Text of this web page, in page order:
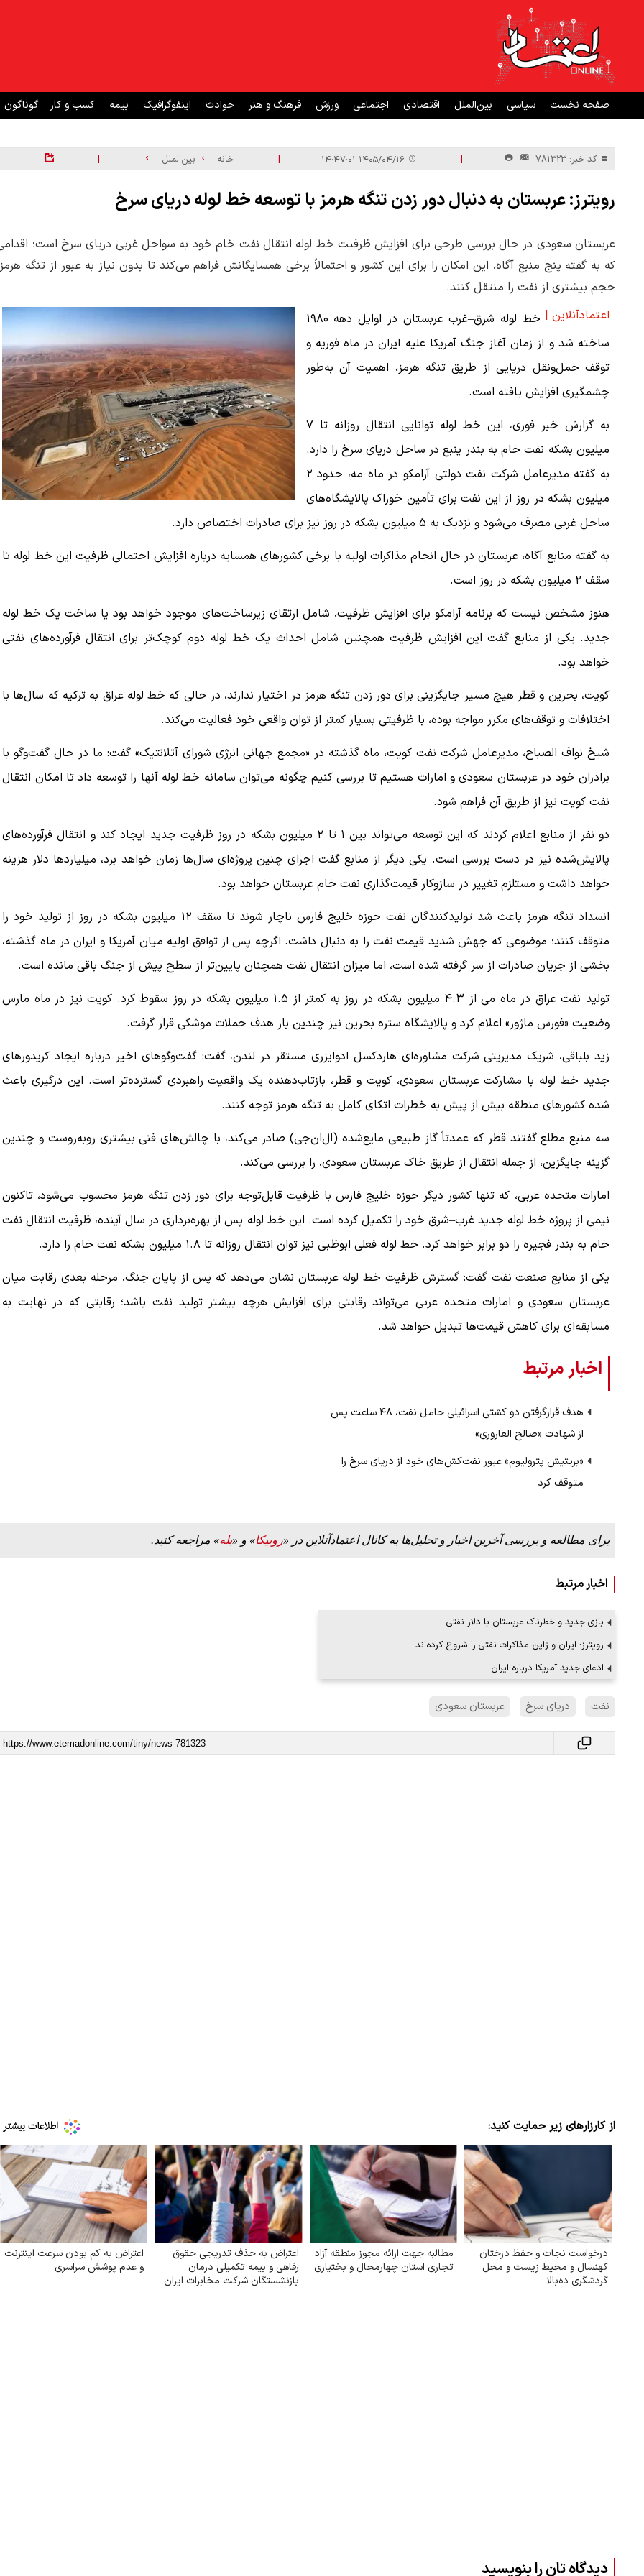
صفحه نخست سیاسی بین‌الملل اقتصادی اجتماعی ورزش فرهنگ و هنر حوادث اینفوگرافیک بیمه کسب و کار گوناگون
کد خبر: 781323 |
| خانه بین‌الملل |
رویترز: عربستان به دنبال دور زدن تنگه هرمز با توسعه خط لوله دریای سرخ
عربستان سعودی در حال بررسی طرحی برای افزایش ظرفیت خط لوله انتقال نفت خام خود به سواحل غربی دریای سرخ است؛
که به گفته پنج منبع آگاه، این امکان را برای این کشور و احتمالاً برخی همسایگانش فراهم می‌کند تا بدون نیاز به عبور از تنگه
حجم بیشتری از نفت را منتقل کنند.
اعتمادآنلاین |
خط لوله شرق–غرب عربستان در اوایل دهه ۱۹۸۰
ساخته شد و از زمان آغاز جنگ آمریکا علیه ایران در ماه فوریه و
توقف حمل‌ونقل دریایی از طریق تنگه هرمز، اهمیت آن به‌طور
چشمگیری افزایش یافته است.
به گزارش خبر فوری، این خط لوله توانایی انتقال روزانه تا ۷
میلیون بشکه نفت خام به بندر ینبع در ساحل دریای سرخ را دارد.
به گفته مدیرعامل شرکت نفت دولتی آرامکو در ماه مه، حدود ۲
میلیون بشکه در روز از این نفت برای تأمین خوراک پالایشگاه‌های
ساحل غربی مصرف می‌شود و نزدیک به ۵ میلیون بشکه در روز نیز برای صادرات اختصاص دارد.
به گفته منابع آگاه، عربستان در حال انجام مذاکرات اولیه با برخی کشورهای همسایه درباره افزایش احتمالی ظرفیت این خط لوله تا
سقف ۲ میلیون بشکه در روز است.
هنوز مشخص نیست که برنامه آرامکو برای افزایش ظرفیت، شامل ارتقای زیرساخت‌های موجود خواهد بود یا ساخت یک خط لوله
جدید. یکی از منابع گفت این افزایش ظرفیت همچنین شامل احداث یک خط لوله دوم کوچک‌تر برای انتقال فرآورده‌های نفتی
خواهد بود.
کویت، بحرین و قطر هیچ مسیر جایگزینی برای دور زدن تنگه هرمز در اختیار ندارند، در حالی که خط لوله عراق به ترکیه که سال‌ها با
اختلافات و توقف‌های مکرر مواجه بوده، با ظرفیتی بسیار کمتر از توان واقعی خود فعالیت می‌کند.
شیخ نواف الصباح، مدیرعامل شرکت نفت کویت، ماه گذشته در «مجمع جهانی انرژی شورای آتلانتیک» گفت: ما در حال گفت‌وگو با
برادران خود در عربستان سعودی و امارات هستیم تا بررسی کنیم چگونه می‌توان سامانه خط لوله آنها را توسعه داد تا امکان انتقال
نفت کویت نیز از طریق آن فراهم شود.
دو نفر از منابع اعلام کردند که این توسعه می‌تواند بین ۱ تا ۲ میلیون بشکه در روز ظرفیت جدید ایجاد کند و انتقال فرآورده‌های
پالایش‌شده نیز در دست بررسی است. یکی دیگر از منابع گفت اجرای چنین پروژه‌ای سال‌ها زمان خواهد برد، میلیاردها دلار هزینه
خواهد داشت و مستلزم تغییر در سازوکار قیمت‌گذاری نفت خام عربستان خواهد بود.
انسداد تنگه هرمز باعث شد تولیدکنندگان نفت حوزه خلیج فارس ناچار شوند تا سقف ۱۲ میلیون بشکه در روز از تولید خود را
متوقف کنند؛ موضوعی که جهش شدید قیمت نفت را به دنبال داشت. اگرچه پس از توافق اولیه میان آمریکا و ایران در ماه گذشته،
بخشی از جریان صادرات از سر گرفته شده است، اما میزان انتقال نفت همچنان پایین‌تر از سطح پیش از جنگ باقی مانده است.
تولید نفت عراق در ماه می از ۴.۳ میلیون بشکه در روز به کمتر از ۱.۵ میلیون بشکه در روز سقوط کرد. کویت نیز در ماه مارس
وضعیت «فورس ماژور» اعلام کرد و پالایشگاه ستره بحرین نیز چندین بار هدف حملات موشکی قرار گرفت.
زید بلباقی، شریک مدیریتی شرکت مشاوره‌ای هاردکسل ادوایزری مستقر در لندن، گفت: گفت‌وگوهای اخیر درباره ایجاد کریدورهای
جدید خط لوله با مشارکت عربستان سعودی، کویت و قطر، بازتاب‌دهنده یک واقعیت راهبردی گسترده‌تر است. این درگیری باعث
شده کشورهای منطقه بیش از پیش به خطرات اتکای کامل به تنگه هرمز توجه کنند.
سه منبع مطلع گفتند قطر که عمدتاً گاز طبیعی مایع‌شده (ال‌ان‌جی) صادر می‌کند، با چالش‌های فنی بیشتری روبه‌روست و چندین
گزینه جایگزین، از جمله انتقال از طریق خاک عربستان سعودی، را بررسی می‌کند.
امارات متحده عربی، که تنها کشور دیگر حوزه خلیج فارس با ظرفیت قابل‌توجه برای دور زدن تنگه هرمز محسوب می‌شود، تاکنون
نیمی از پروژه خط لوله جدید غرب–شرق خود را تکمیل کرده است. این خط لوله پس از بهره‌برداری در سال آینده، ظرفیت انتقال نفت
خام به بندر فجیره را دو برابر خواهد کرد. خط لوله فعلی ابوظبی نیز توان انتقال روزانه تا ۱.۸ میلیون بشکه نفت خام را دارد.
یکی از منابع صنعت نفت گفت: گسترش ظرفیت خط لوله عربستان نشان می‌دهد که پس از پایان جنگ، مرحله بعدی رقابت میان
عربستان سعودی و امارات متحده عربی می‌تواند رقابتی برای افزایش هرچه بیشتر تولید نفت باشد؛ رقابتی که در نهایت به
مسابقه‌ای برای کاهش قیمت‌ها تبدیل خواهد شد.
اخبار مرتبط
هدف قرارگرفتن دو کشتی اسرائیلی حامل نفت، ۴۸ ساعت پس
از شهادت «صالح العاروری»
«بریتیش پترولیوم» عبور نفت‌کش‌های خود از دریای سرخ را
متوقف کرد
برای مطالعه و بررسی آخرین اخبار و تحلیل‌ها به کانال اعتمادآنلاین در «روبیکا» و «بله» مراجعه کنید.
اخبار مرتبط
بازی جدید و خطرناک عربستان با دلار نفتی
رویترز: ایران و ژاپن مذاکرات نفتی را شروع کرده‌اند
ادعای جدید آمریکا درباره ایران
نفت دریای سرخ عربستان سعودی
از کارزارهای زیر حمایت کنید:
درخواست نجات و حفظ درختان
کهنسال و محیط زیست و محل
گردشگری ده‌بالا
مطالبه جهت ارائه مجوز منطقه آزاد
تجاری استان چهارمحال و بختیاری
اعتراض به حذف تدریجی حقوق
رفاهی و بیمه تکمیلی درمان
بازنشستگان شرکت مخابرات ایران
اعتراض به کم بودن سرعت اینترنت
و عدم پوشش سراسری
دیدگاه تان را بنویسید
لحظه حمله به بیت
پزشکیان: از حد و حدود خودمان دفاع می‌کنیم، اما
۱۳ مرداد ۱۴۰۵ ۱۲ مرداد ۱۴۰۵